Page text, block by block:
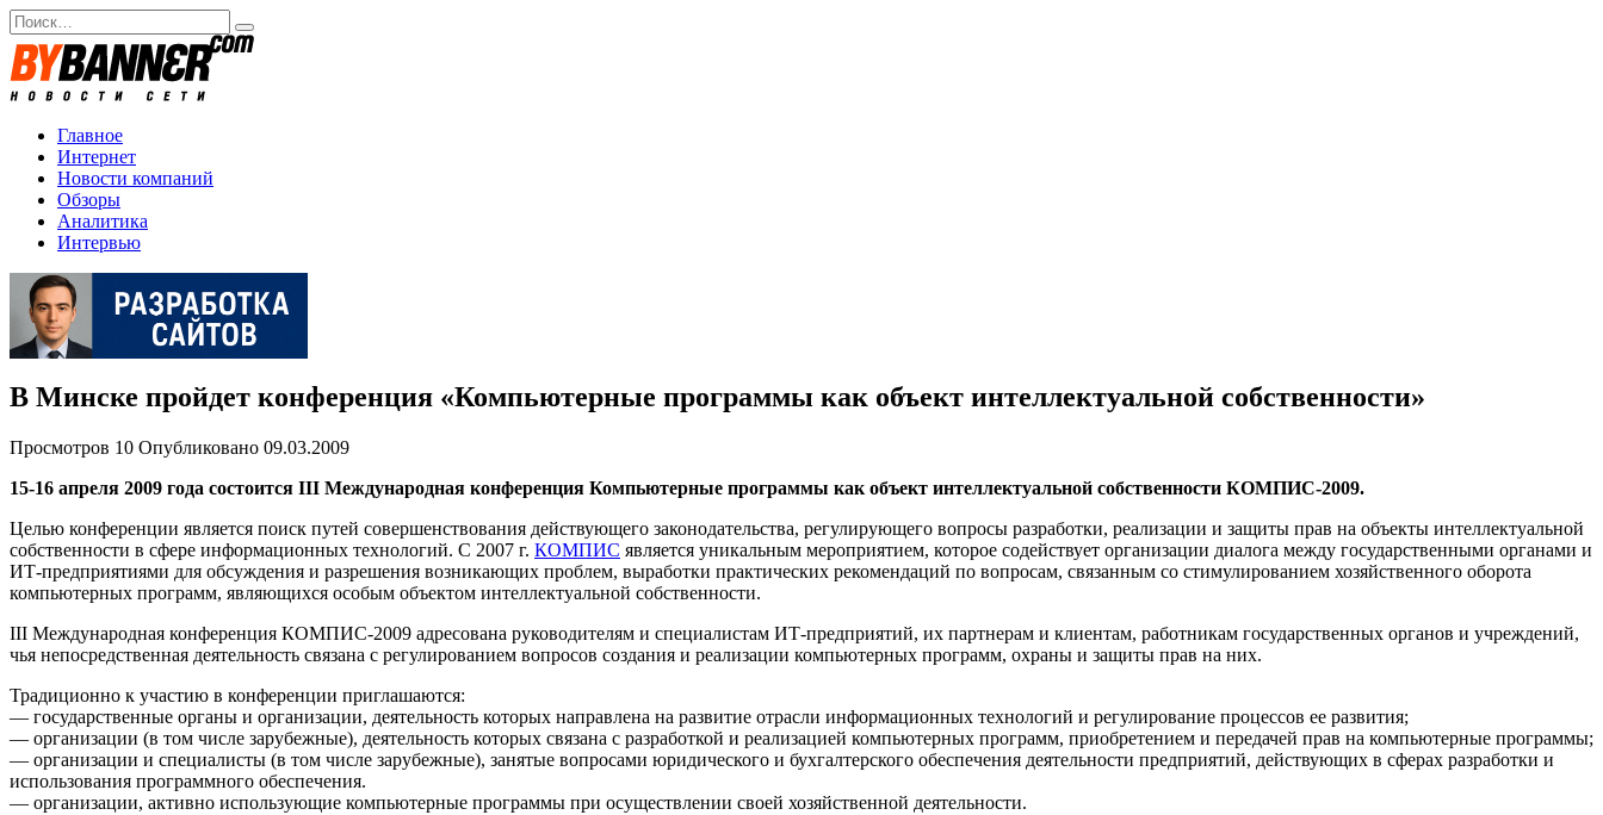
Перейти
к
содержанию
Search
for:
Главное
Интернет
Новости компаний
Обзоры
Аналитика
Интервью
В Минске пройдет конференция «Компьютерные программы как объект интеллектуальной собственности»
Просмотров 10 Опубликовано 09.03.2009
15-16 апреля 2009 года состоится III Международная конференция Компьютерные программы как объект интеллектуальной собственности КОМПИС-2009.
Целью конференции является поиск путей совершенствования действующего законодательства, регулирующего вопросы разработки, реализации и защиты прав на объекты интеллектуальной
собственности в сфере информационных технологий. С 2007 г. КОМПИС является уникальным мероприятием, которое содействует организации диалога между государственными органами и
ИТ-предприятиями для обсуждения и разрешения возникающих проблем, выработки практических рекомендаций по вопросам, связанным со стимулированием хозяйственного оборота
компьютерных программ, являющихся особым объектом интеллектуальной собственности.
III Международная конференция КОМПИС-2009 адресована руководителям и специалистам ИТ-предприятий, их партнерам и клиентам, работникам государственных органов и учреждений,
чья непосредственная деятельность связана с регулированием вопросов создания и реализации компьютерных программ, охраны и защиты прав на них.
Традиционно к участию в конференции приглашаются:
— государственные органы и организации, деятельность которых направлена на развитие отрасли информационных технологий и регулирование процессов ее развития;
— организации (в том числе зарубежные), деятельность которых связана с разработкой и реализацией компьютерных программ, приобретением и передачей прав на компьютерные программы;
— организации и специалисты (в том числе зарубежные), занятые вопросами юридического и бухгалтерского обеспечения деятельности предприятий, действующих в сферах разработки и
использования программного обеспечения.
— организации, активно использующие компьютерные программы при осуществлении своей хозяйственной деятельности.